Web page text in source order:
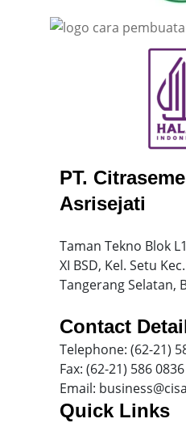
PT.
Asrisejati
Taman Tekno Blok
XI BSD, Kel. Setu
Tangerang Selatan,
Contact
Telephone: (62-21)
Fax: (62-21) 586 0836
Email:
Quick Links